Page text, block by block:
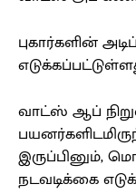
புகார்களின்
வாட்ஸ் ஆப்
இருப்பினும்,
நடவடிக்கை